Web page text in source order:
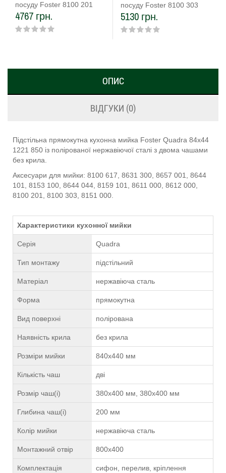
посуду Foster 8100 201
4767 грн.
посуду Foster 8100 303
5130 грн.
ОПИС
ВІДГУКИ (0)
Підстільна прямокутна кухонна мийка Foster Quadra 84x44
1221 850 із полірованої нержавіючої сталі з двома чашами
без крила.
Аксесуари для мийки: 8100 617, 8631 300, 8657 001, 8644
101, 8153 100, 8644 044, 8159 101, 8611 000, 8612 000,
8100 201, 8100 303, 8151 000.
Характеристики кухонної мийки
Серія Quadra
Тип монтажу підстільний
Матеріал нержавіюча сталь
Форма прямокутна
Вид поверхні полірована
Наявність крила без крила
Розміри мийки 840х440 мм
Кількість чаш дві
Розмір чаш(і) 380x400 мм, 380x400 мм
Глибина чаш(і) 200 мм
Колір мийки нержавіюча сталь
Монтажний отвір 800х400
Комплектація сифон, перелив, кріплення